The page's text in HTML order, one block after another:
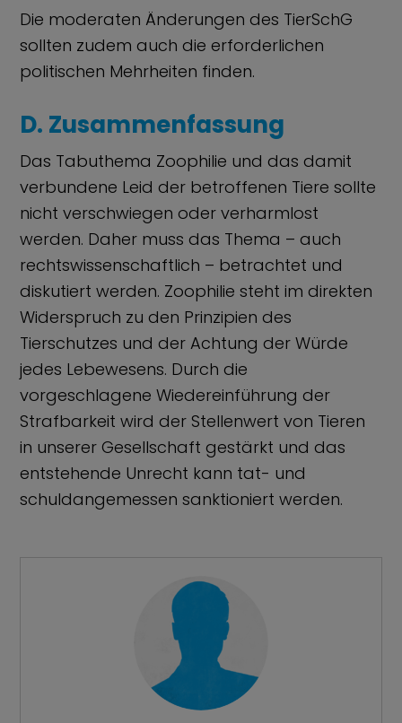
Die moderaten Änderungen des TierSchG
sollten zudem auch die erforderlichen
politischen Mehrheiten finden.
D. Zusammenfassung
Das Tabuthema Zoophilie und das damit
verbundene Leid der betroffenen Tiere sollte
nicht verschwiegen oder verharmlost
werden. Daher muss das Thema – auch
rechtswissenschaftlich – betrachtet und
diskutiert werden. Zoophilie steht im direkten
Widerspruch zu den Prinzipien des
Tierschutzes und der Achtung der Würde
jedes Lebewesens. Durch die
vorgeschlagene Wiedereinführung der
Strafbarkeit wird der Stellenwert von Tieren
in unserer Gesellschaft gestärkt und das
entstehende Unrecht kann tat- und
schuldangemessen sanktioniert werden.